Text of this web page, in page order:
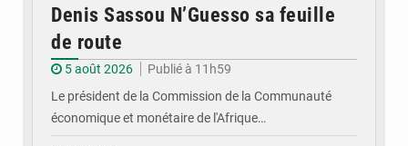
Denis Sassou N’Guesso sa feuille
de route
5 août 2026
Publié à 11h59
Le président de la Commission de la Communauté
économique et monétaire de l'Afrique…